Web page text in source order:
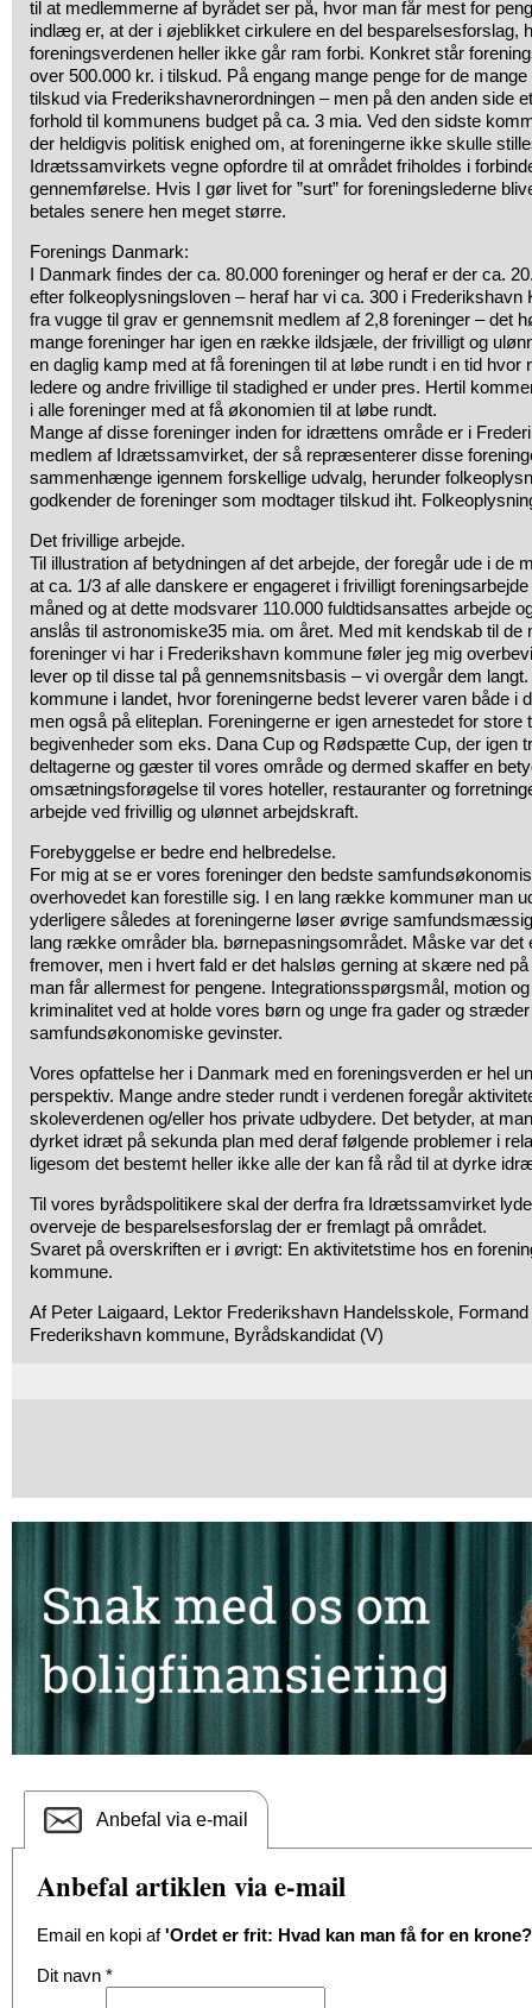
til at medlemmerne af byrådet ser på, hvor man får mest for
indlæg er, at der i øjeblikket cirkulere en del besparelsesforslag,
foreningsverdenen heller ikke går ram forbi. Konkret står
over 500.000 kr. i tilskud. På engang mange penge for de
tilskud via Frederikshavnerordningen – men på den anden side
forhold til kommunens budget på ca. 3 mia. Ved den sidste
der heldigvis politisk enighed om, at foreningerne ikke skulle
Idrætssamvirkets vegne opfordre til at området friholdes i
gennemførelse. Hvis I gør livet for ”surt” for foreningslederne
betales senere hen meget større.
Forenings Danmark:
I Danmark findes der ca. 80.000 foreninger og heraf er der ca.
efter folkeoplysningsloven – heraf har vi ca. 300 i
fra vugge til grav er gennemsnit medlem af 2,8 foreninger – det
mange foreninger har igen en række ildsjæle, der frivilligt og
en daglig kamp med at få foreningen til at løbe rundt i en tid
ledere og andre frivillige til stadighed er under pres. Hertil
i alle foreninger med at få økonomien til at løbe rundt.
Mange af disse foreninger inden for idrættens område er i
medlem af Idrætssamvirket, der så repræsenterer disse
sammenhænge igennem forskellige udvalg, herunder
godkender de foreninger som modtager tilskud iht.
Det frivillige arbejde.
Til illustration af betydningen af det arbejde, der foregår ude i de
at ca. 1/3 af alle danskere er engageret i frivilligt
måned og at dette modsvarer 110.000 fuldtidsansattes arbejde
anslås til astronomiske35 mia. om året. Med mit kendskab til de
foreninger vi har i Frederikshavn kommune føler jeg mig
lever op til disse tal på gennemsnitsbasis – vi overgår dem
kommune i landet, hvor foreningerne bedst leverer varen både i
men også på eliteplan. Foreningerne er igen arnestedet for store
begivenheder som eks. Dana Cup og Rødspætte Cup, der igen
deltagerne og gæster til vores område og dermed skaffer en
omsætningsforøgelse til vores hoteller, restauranter og
arbejde ved frivillig og ulønnet arbejdskraft.
Forebyggelse er bedre end helbredelse.
For mig at se er vores foreninger den bedste
overhovedet kan forestille sig. I en lang række kommuner man
yderligere således at foreningerne løser øvrige
lang række områder bla. børnepasningsområdet. Måske var det
fremover, men i hvert fald er det halsløs gerning at skære ned
man får allermest for pengene. Integrationsspørgsmål, motion
kriminalitet ved at holde vores børn og unge fra gader og
samfundsøkonomiske gevinster.
Vores opfattelse her i Danmark med en foreningsverden er hel
perspektiv. Mange andre steder rundt i verdenen foregår
skoleverdenen og/eller hos private udbydere. Det betyder, at
dyrket idræt på sekunda plan med deraf følgende problemer i
ligesom det bestemt heller ikke alle der kan få råd til at dyrke
Til vores byrådspolitikere skal der derfra fra Idrætssamvirket
overveje de besparelsesforslag der er fremlagt på området.
Svaret på overskriften er i øvrigt: En aktivitetstime hos en
kommune.
Af Peter Laigaard, Lektor Frederikshavn Handelsskole,
Frederikshavn kommune, Byrådskandidat (V)
Anbefal via e-mail
Anbefal artiklen via e-mail
Email en kopi af'Ordet er frit: Hvad kan man få for en
Dit navn *